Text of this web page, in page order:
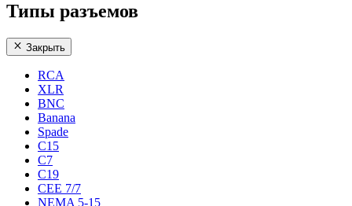
Типы разъемов
Закрыть
RCA
XLR
BNC
Banana
Spade
C15
С7
C19
CEE 7/7
NEMA 5-15